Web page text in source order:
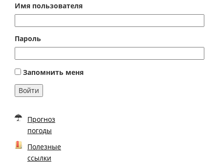
Имя пользователя
Пароль
Запомнить меня
Войти
Прогноз
погоды
Полезные
ссылки